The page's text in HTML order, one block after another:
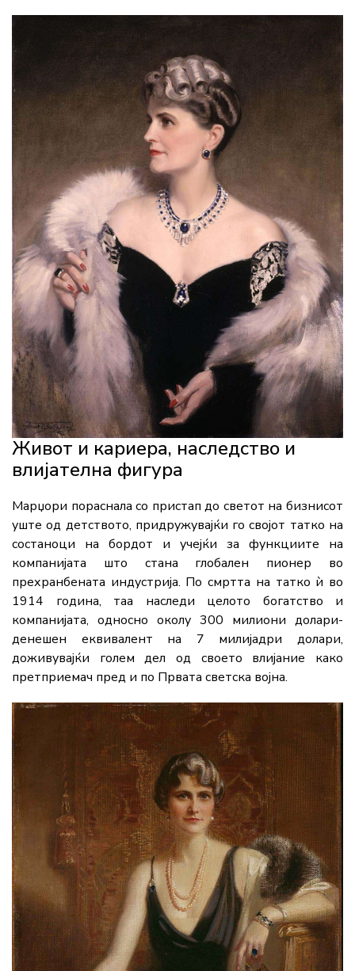
Живот и кариера, наследство и
влијателна фигура
Марџори пораснала со пристап до светот на бизнисот
уште од детството, придружувајќи го својот татко на
состаноци на бордот и учејќи за функциите на
компанијата што стана глобален пионер во
прехранбената индустрија. По смртта на татко ѝ во
1914 година, таа наследи целото богатство и
компанијата, односно околу 300 милиони долари-
денешен еквивалент на 7 милијадри долари,
доживувајќи голем дел од своето влијание како
претприемач пред и по Првата светска војна.